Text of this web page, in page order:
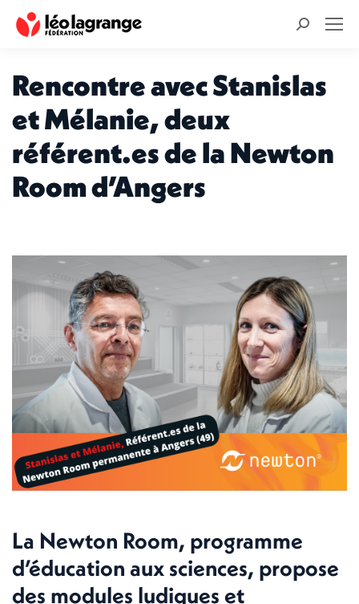
Recherche
Rencontre avec Stanislas
et Mélanie, deux
référent.es de la Newton
Room d’Angers
La Newton Room, programme
d’éducation aux sciences, propose
des modules ludiques et